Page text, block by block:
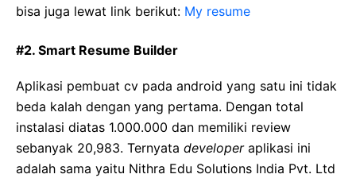
bisa juga lewat link berikut: My resume
#2. Smart Resume Builder
Aplikasi pembuat cv pada android yang satu ini tidak
beda kalah dengan yang pertama. Dengan total
instalasi diatas 1.000.000 dan memiliki review
sebanyak 20,983. Ternyata developer aplikasi ini
adalah sama yaitu Nithra Edu Solutions India Pvt. Ltd